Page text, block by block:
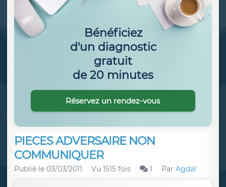
PIECES ADVERSAIRE NON
COMMUNIQUER
Publié le 03/03/2011 Vu 1515 fois 1 Par Agdal
Bénéficiez
d'un diagnostic
gratuit
de 20 minutes
Réservez un rendez-vous